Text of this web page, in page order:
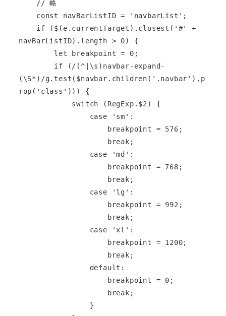
navBarListID).length > 0) {
(\S*)/g.test($navbar.children('.navbar').p
rop('class'))) {